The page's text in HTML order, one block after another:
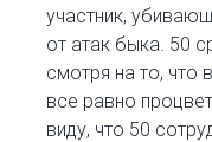
участник,
от атак быка. 50
смотря на то, что
все равно
виду, что 50